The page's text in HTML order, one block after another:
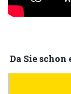
Da Sie